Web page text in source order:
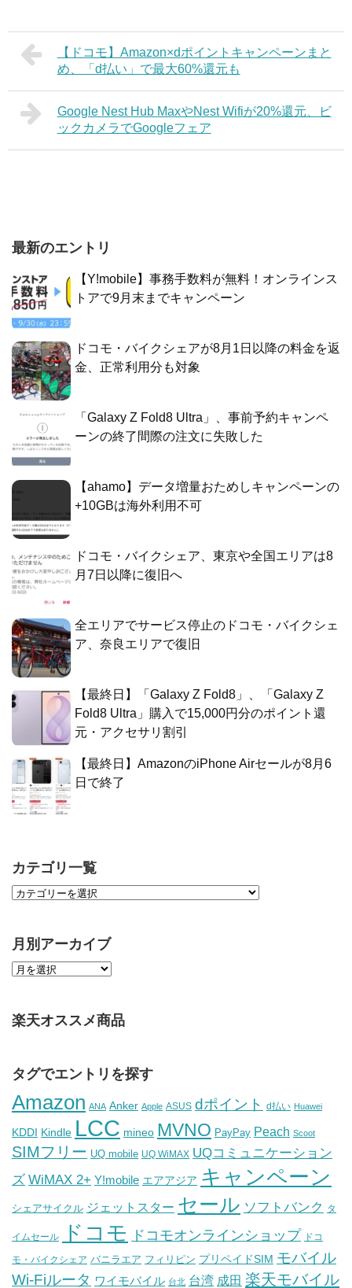
【ドコモ】Amazon×dポイントキャンペーンまと
め、「d払い」で最大60%還元も
Google Nest Hub MaxやNest Wifiが20%還元、ビ
ックカメラでGoogleフェア
最新のエントリ
【Y!mobile】事務手数料が無料！オンラインス
トアで9月末までキャンペーン
ドコモ・バイクシェアが8月1日以降の料金を返
金、正常利用分も対象
「Galaxy Z Fold8 Ultra」、事前予約キャンペ
ーンの終了間際の注文に失敗した
【ahamo】データ増量おためしキャンペーンの
+10GBは海外利用不可
ドコモ・バイクシェア、東京や全国エリアは8
月7日以降に復旧へ
全エリアでサービス停止のドコモ・バイクシェ
ア、奈良エリアで復旧
【最終日】「Galaxy Z Fold8」、「Galaxy Z
Fold8 Ultra」購入で15,000円分のポイント還
元・アクセサリ割引
【最終日】AmazonのiPhone Airセールが8月6
日で終了
カテゴリ一覧
月別アーカイブ
楽天オススメ商品
タグでエントリを探す
Amazon ANA Anker Apple ASUS dポイント d払い Huawei
KDDI Kindle LCC mineo MVNO PayPay Peach Scoot
SIMフリー UQ mobile UQ WiMAX UQコミュニケーション
ズ WiMAX 2+ Y!mobile エアアジア キャンペーン
シェアサイクル ジェットスター セール ソフトバンク タ
イムセール ドコモ ドコモオンラインショップ ドコ
モ・バイクシェア バニラエア フィリピン プリペイドSIM モバイル
Wi-Fiルータ ワイモバイル 台北 台湾 成田 楽天モバイル